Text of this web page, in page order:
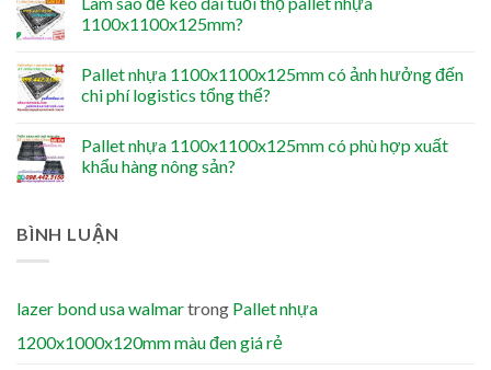
1100x1100x125mm?
Pallet nhựa 1100x1100x125mm có ảnh hưởng đến
chi phí logistics tổng thể?
Pallet nhựa 1100x1100x125mm có phù hợp xuất
khẩu hàng nông sản?
BÌNH LUẬN
lazer bond usa walmartrong Pallet nhựa
1200x1000x120mm màu đen giá rẻ